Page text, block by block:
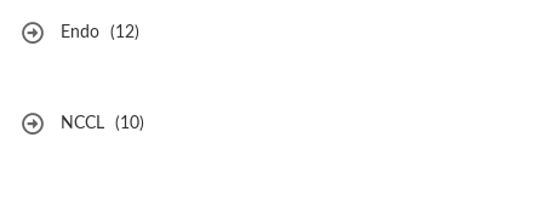
Endo (12)
NCCL (10)